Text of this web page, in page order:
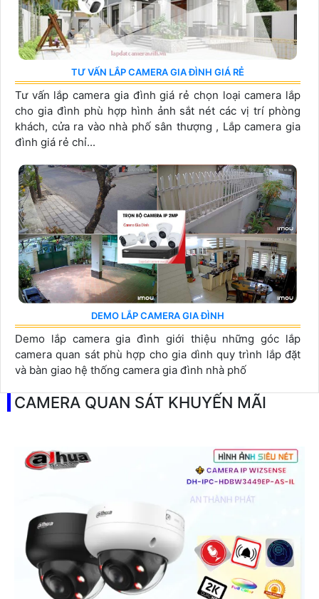
TƯ VẤN LẮP CAMERA GIA ĐÌNH GIÁ RẺ
Tư vấn lắp camera gia đình giá rẻ chọn loại camera lắp
cho gia đình phù hợp hình ảnh sắt nét các vị trí phòng
khách, cửa ra vào nhà phố sân thượng , Lắp camera gia
đình giá rẻ chỉ...
DEMO LẮP CAMERA GIA ĐÌNH
Demo lắp camera gia đình giới thiệu những góc lắp
camera quan sát phù hợp cho gia dình quy trình lắp đặt
và bàn giao hệ thống camera gia đình nhà phố
CAMERA QUAN SÁT KHUYẾN MÃI